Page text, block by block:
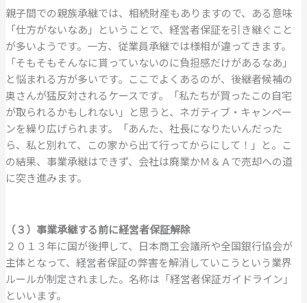
親子間での親族承継では、相続財産もありますので、ある意味
「仕方がないなあ」ということで、経営者保証を引き継ぐこと
が多いようです。一方、従業員承継では様相が違ってきます。
「そもそもそんなに貰っていないのに負担感だけがあるなあ」
と悩まれる方が多いです。ここでよくあるのが、後継者候補の
奥さんが猛反対されるケースです。「私たちが買ったこの自宅
が取られるかもしれない」と思うと、ネガティブ・キャンペー
ンを繰り広げられます。「あんた、社長になりたいんだった
ら、私と別れて、この家から出て行ってからにして！」と。こ
の結果、事業承継はできず、会社は廃業かＭ＆Ａで売却への道
に突き進みます。
（３）事業承継する前に経営者保証解除
２０１３年に国が後押して、日本商工会議所や全国銀行協会が
主体となって、経営者保証の弊害を解消していこうという業界
ルールが制定されました。名称は「経営者保証ガイドライン」
といいます。